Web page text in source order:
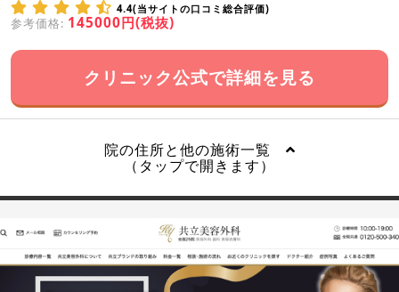
4.4(当サイトの口コミ総合評価)
参考価格: 145000円(税抜)
クリニック公式で詳細を見る
院の住所と他の施術一覧
（タップで開きます）